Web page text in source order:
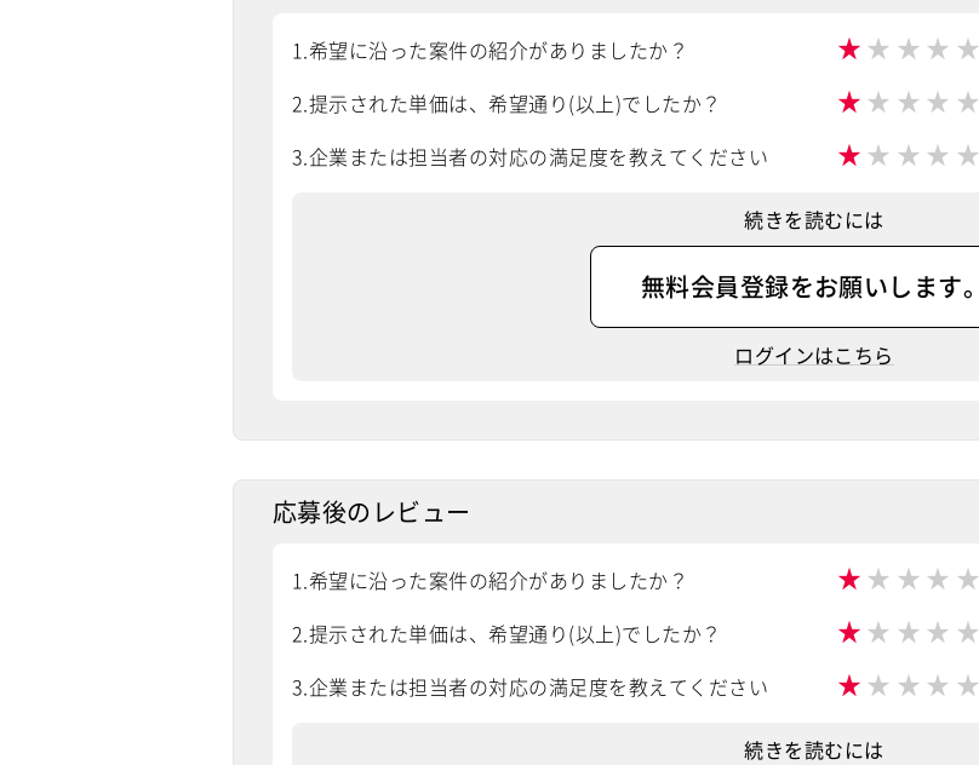
1.希望に沿った案件の紹介がありましたか？ ★ ★ ★ ★ ★
2.提示された単価は、希望通り(以上)でしたか？ ★ ★ ★ ★ ★
3.企業または担当者の対応の満足度を教えてください ★ ★ ★ ★ ★
続きを読むには
無料会員登録をお願いします。
ログインはこちら
応募後のレビュー
1.希望に沿った案件の紹介がありましたか？ ★ ★ ★ ★ ★
2.提示された単価は、希望通り(以上)でしたか？ ★ ★ ★ ★ ★
3.企業または担当者の対応の満足度を教えてください ★ ★ ★ ★ ★
続きを読むには